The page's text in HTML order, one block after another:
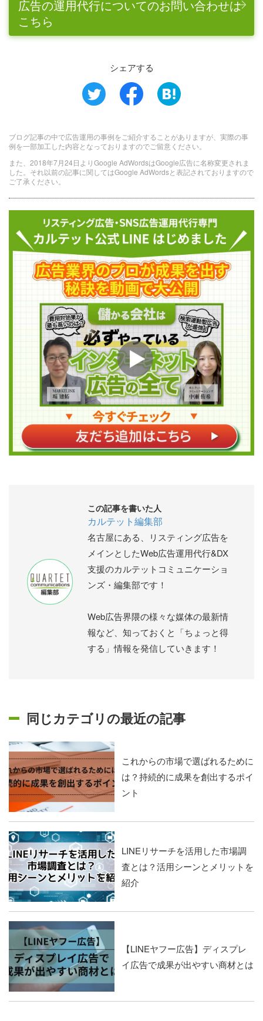
広告の運用代行についてのお問い合わせは
こちら
シェアする
ブログ記事の中で広告運用の事例をご紹介することがありますが、実際の事
例を一部加工した内容となっておりますのでご留意ください。
また、2018年7月24日よりGoogle AdWordsはGoogle広告に名称変更されま
した。それ以前の記事に関してはGoogle AdWordsと表記されておりますので
ご了承ください。
この記事を書いた人
カルテット編集部
名古屋にある、リスティング広告を
メインとしたWeb広告運用代行&DX
支援のカルテットコミュニケーショ
ンズ・編集部です！
Web広告界隈の様々な媒体の最新情
報など、知っておくと「ちょっと得
する」情報を発信していきます！
同じカテゴリの最近の記事
これからの市場で選ばれるために
は？持続的に成果を創出するポイ
ント
LINEリサーチを活用した市場調
査とは？活用シーンとメリットを
紹介
【LINEヤフー広告】ディスプレ
イ広告で成果が出やすい商材とは